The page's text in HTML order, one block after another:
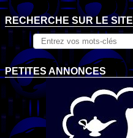
RECHERCHE SUR LE SITE
PETITES ANNONCES